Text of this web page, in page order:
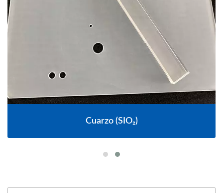
Cuarzo (SIO₂)